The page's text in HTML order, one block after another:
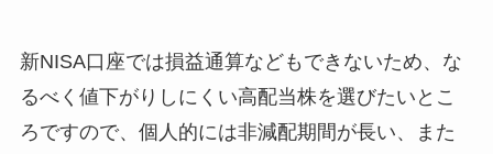
新NISA口座では損益通算などもできないため、な
るべく値下がりしにくい高配当株を選びたいとこ
ろですので、個人的には非減配期間が長い、また